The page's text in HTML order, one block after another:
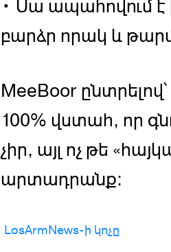
• Սա ապահովում
բարձր որակ և
MeeBoor
100% վստահ, որ
չիր, այլ ոչ թե
արտադրանք։
LosArmNews-ի կոչը